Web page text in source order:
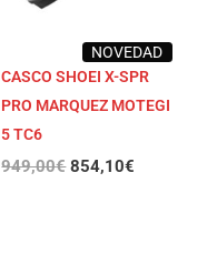
NOVEDAD
CASCO SHOEI X-SPR
PRO MARQUEZ MOTEGI
5 TC6
949,00€ 854,10€